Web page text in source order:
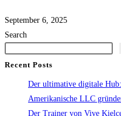
September 6, 2025
Search
Recent Posts
Der ultimative digitale
Amerikanische LLC
Der Trainer von Vive